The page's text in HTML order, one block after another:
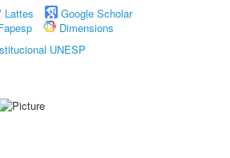
Lattes
Google Scholar
Dimensions
UNESP